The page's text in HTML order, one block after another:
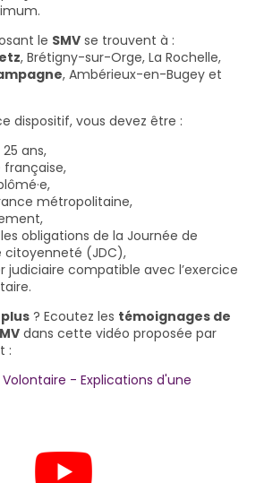
le SMV se trouvent à :
, Brétigny-sur-Orge, La Rochelle,
, Ambérieux-en-Bugey et
dispositif, vous devez être :
25 ans,
française,
métropolitaine,
obligations de la Journée de
citoyenneté (JDC),
judiciaire compatible avec l’exercice
? Ecoutez les témoignages de
dans cette vidéo proposée par
: